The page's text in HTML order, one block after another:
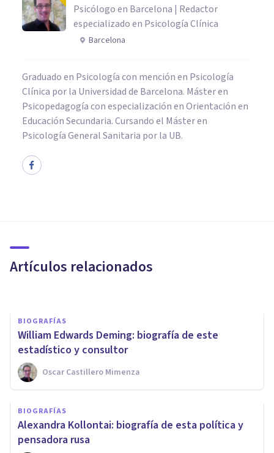
Psicólogo en Barcelona | Redactor
especializado en Psicología Clínica
Barcelona
Graduado en Psicología con mención en Psicología
Clínica por la Universidad de Barcelona. Máster en
Psicopedagogía con especialización en Orientación en
Educación Secundaria. Cursando el Máster en
Psicología General Sanitaria por la UB.
Artículos relacionados
activista afroamericano
BIOGRAFÍAS
William Edwards Deming: biografía de este
estadístico y consultor
Oscar Castillero Mimenza
BIOGRAFÍAS
Alexandra Kollontai: biografía de esta política y
pensadora rusa
BIOGRAFÍAS
Susan B. Anthony: biografía de
esta activista por los derechos
de la mujer